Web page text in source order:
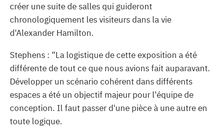
créer une suite de salles qui guideront
chronologiquement les visiteurs dans la vie
d'Alexander Hamilton.
Stephens : “La logistique de cette exposition a été
différente de tout ce que nous avions fait auparavant.
Développer un scénario cohérent dans différents
espaces a été un objectif majeur pour l'équipe de
conception. Il faut passer d'une pièce à une autre en
toute logique.